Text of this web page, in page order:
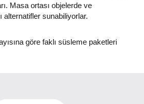
Masa ortası objelerde ve
alternatifler sunabiliyorlar.
göre faklı süsleme paketleri